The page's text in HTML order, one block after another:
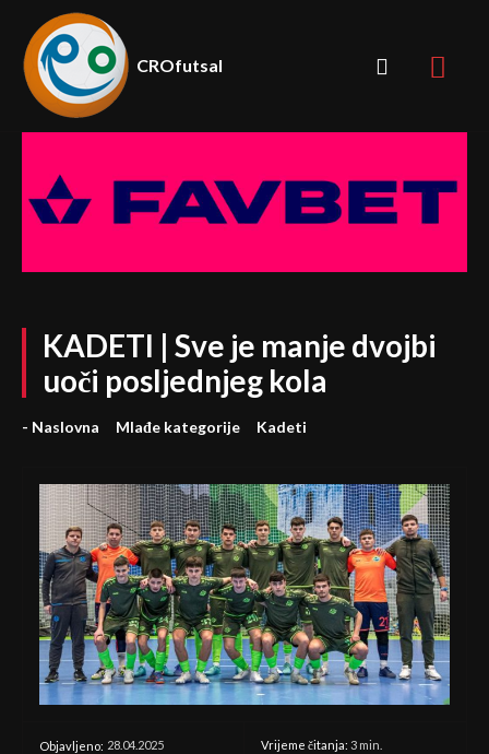
CROfutsal
KADETI | Sve je manje dvojbi
uoči posljednjeg kola
- Naslovna Mlađe kategorije Kadeti
Objavljeno: 28.04.2025 Vrijeme čitanja: 3 min.